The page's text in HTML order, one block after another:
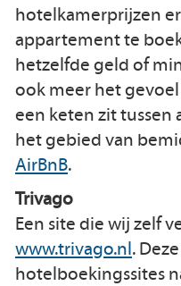
hotelkamerprijzen
appartement te
hetzelfde geld of
ook meer het
een keten zit tussen
het gebied van
AirBnB.
Trivago
Een site die wij zelf
www.trivago.nl.
hotelboekingssites